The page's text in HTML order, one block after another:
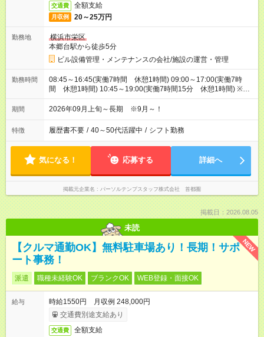
交通費 全額支給
月収例 20～25万円
勤務地
横浜市栄区
本郷台駅から徒歩5分
ビル設備管理・メンテナンスの会社/施設の運営・管理
勤務時間
08:45～16:45(実働7時間 休憩1時間) 09:00～17:00(実働7時
間 休憩1時間) 10:45～19:00(実働7時間15分 休憩1時間) ※1
～3のシフトがバランスよく設定されます！(月7回ずつ程度)
期間 2026年09月上旬～長期 ※9月～！
特徴 履歴書不要 / 40～50代活躍中 / シフト勤務
気になる！ 応募する 詳細へ
掲載元企業名 パーソルテンプスタッフ株式会社 首都圏
掲載日：2026.08.05
未読
NEW
【クルマ通勤OK】無料駐車場あり！長期！サポ
ート事務！
派遣 職種未経験OK ブランクOK WEB登録・面接OK
給与
時給1550円 月収例 248,000円
交通費別途支給あり
交通費 全額支給